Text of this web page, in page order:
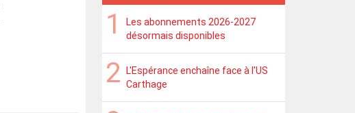
Les abonnements 2026-2027
désormais disponibles
L'Espérance enchaîne face à l'US
Carthage